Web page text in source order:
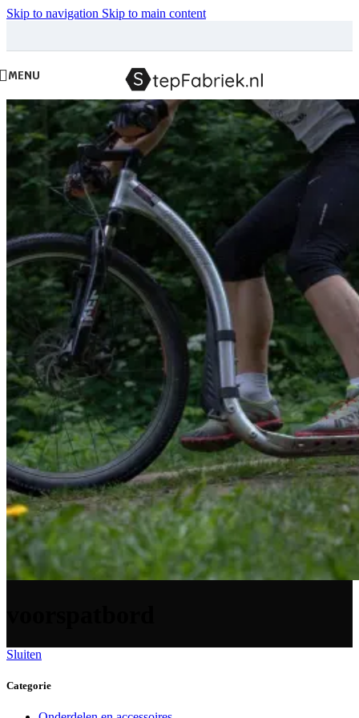
Skip to navigation Skip to main content
MENU
Sluiten
Categorie